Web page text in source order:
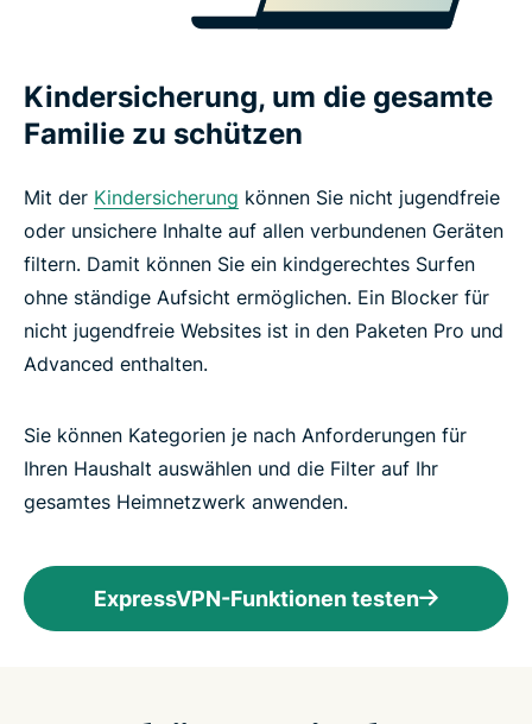
Kindersicherung, um die gesamte
Familie zu schützen
Mit der Kindersicherung können Sie nicht jugendfreie
oder unsichere Inhalte auf allen verbundenen Geräten
filtern. Damit können Sie ein kindgerechtes Surfen
ohne ständige Aufsicht ermöglichen. Ein Blocker für
nicht jugendfreie Websites ist in den Paketen Pro und
Advanced enthalten.
Sie können Kategorien je nach Anforderungen für
Ihren Haushalt auswählen und die Filter auf Ihr
gesamtes Heimnetzwerk anwenden.
ExpressVPN-Funktionen testen